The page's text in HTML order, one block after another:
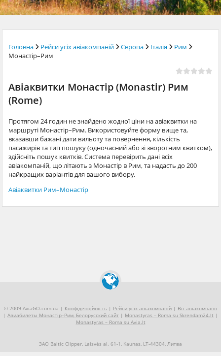
Головна Рейси усіх авіакомпаній Європа Італія
Рим
Монастір–Рим
Авіаквитки Монастір (Monastir) Рим
(Rome)
Протягом 24 годин не знайдено жодної ціни на авіаквитки на
маршруті Монастір–Рим. Використовуйте форму вище та,
вказавши бажані дати вильоту та повернення, кількість
пасажирів та тип пошуку (одночасний або зі зворотним квитком),
здійсніть пошук квитків. Система перевірить дані всіх
авіакомпаній, що літають з Монастір в Рим, та надасть до 200
найкращих варіантів для вашого вибору.
Авіаквитки Рим–Монастір
© 2009 AviaGO.com.ua | Конфіденційність | Рейси усіх авіакомпаній | Всі авіакомпанії
| Авиабилеты Монастір–Рим, Белорусский сайт | Monastyras – Roma su Skrendam24.lt |
Monastyras – Roma su Avia.lt
ЗАО Baltic Clipper, Laisvės al. 61-1, Kaunas, LT-44304, Литва